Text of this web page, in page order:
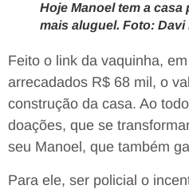
Hoje Manoel tem a casa
mais aluguel. Foto:
Feito o link da vaquinha,
arrecadados R$ 68 mil, o
construção da casa. Ao
doações, que se
seu Manoel, que também
Para ele, ser policial o